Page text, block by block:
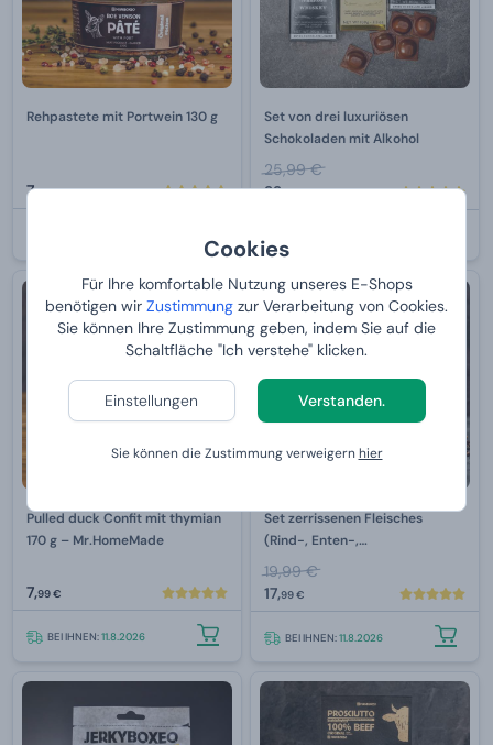
Cookies
Für Ihre komfortable Nutzung unseres E-Shops
benötigen wir Zustimmung zur Verarbeitung von Cookies.
Sie können Ihre Zustimmung geben, indem Sie auf die
Schaltfläche "Ich verstehe" klicken.
Einstellungen Verstanden.
Sie können die Zustimmung verweigernhier
Rehpastete mit Portwein 130 g
7,99 €
Set von drei luxuriösen
Schokoladen mit Alkohol
25,99 €
22,99 €
Pulled duck Confit mit thymian
170 g – Mr.HomeMade
7,99 €
BEI IHNEN:11.8.2026
-10 %
Set zerrissenen Fleisches
(Rind-, Enten-,
Schweinefleisch)
19,99 €
17,99 €
BEI IHNEN:11.8.2026